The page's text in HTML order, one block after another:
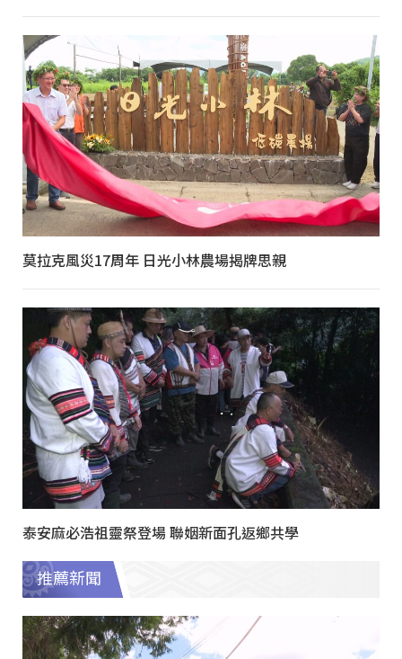
莫拉克風災17周年 日光小林農場揭牌思親
泰安麻必浩祖靈祭登場 聯姻新面孔返鄉共學
推薦新聞